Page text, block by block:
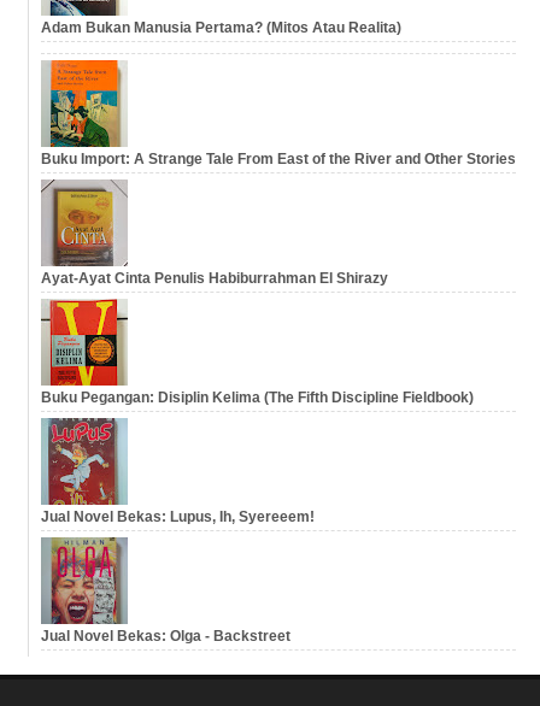
Adam Bukan Manusia Pertama? (Mitos Atau Realita)
Buku Import: A Strange Tale From East of the River and Other Stories
Ayat-Ayat Cinta Penulis Habiburrahman El Shirazy
Buku Pegangan: Disiplin Kelima (The Fifth Discipline Fieldbook)
Jual Novel Bekas: Lupus, Ih, Syereeem!
Jual Novel Bekas: Olga - Backstreet